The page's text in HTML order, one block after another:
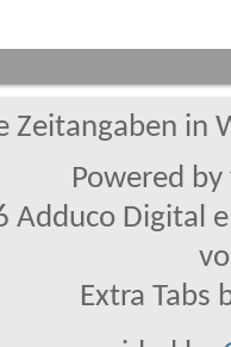
Zeitangaben in
Powered by
Digital
Extra Tabs